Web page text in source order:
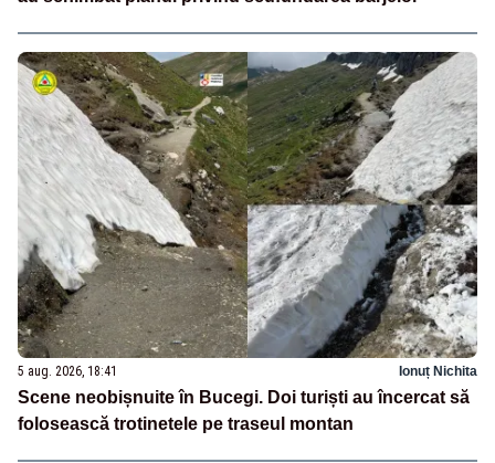
5 aug. 2026, 18:41 Ionuț Nichita
Scene neobișnuite în Bucegi. Doi turiști au încercat să
folosească trotinetele pe traseul montan